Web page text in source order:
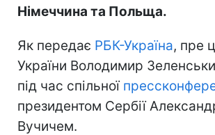
Німеччина та Польща.
Як передає РБК-Україна, пре
України Володимир
під час спільної
президентом Сербії
Вучичем.